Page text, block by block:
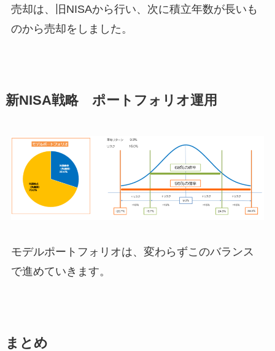
売却は、旧NISAから行い、次に積立年数が長いも
のから売却をしました。
新NISA戦略 ポートフォリオ運用
モデルポートフォリオは、変わらずこのバランス
で進めていきます。
まとめ